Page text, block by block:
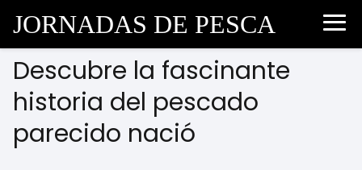
JORNADAS DE PESCA
Descubre la fascinante
historia del pescado
parecido nació